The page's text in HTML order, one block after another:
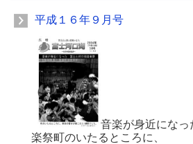
平成１６年９月号
音楽が身近にな
楽祭町のいたるところに、